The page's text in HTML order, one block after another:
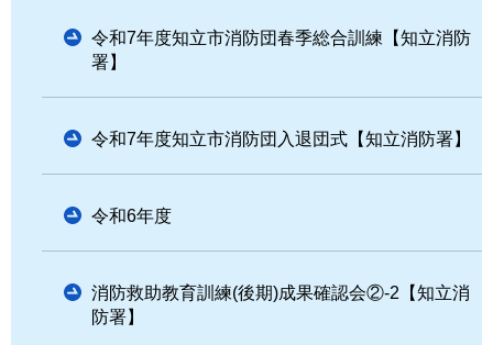
令和7年度知立市消防団春季総合訓練【知立消防
署】
令和7年度知立市消防団入退団式【知立消防署】
令和6年度
消防救助教育訓練(後期)成果確認会②-2【知立消
防署】